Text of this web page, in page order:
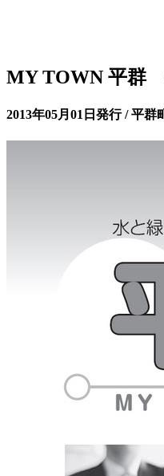
MY TOWN 平群
2013年05月01日発行 / 平群